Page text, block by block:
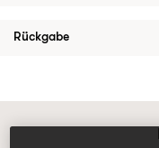
Rückgabe